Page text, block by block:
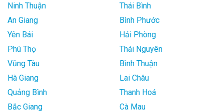
Ninh Thuận
Thái Bình
An Giang
Bình Phước
Yên Bái
Hải Phòng
Phú Thọ
Thái Nguyên
Vũng Tàu
Bình Thuận
Hà Giang
Lai Châu
Quảng Bình
Thanh Hoá
Bắc Giang
Cà Mau